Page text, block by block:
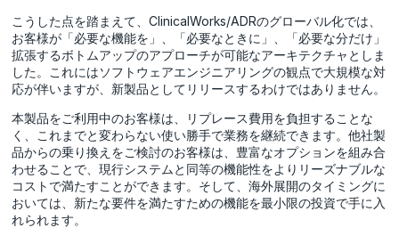
こうした点を踏まえて、ClinicalWorks/ADRのグローバル化では、
お客様が「必要な機能を」、「必要なときに」、「必要な分だけ」
拡張するボトムアップのアプローチが可能なアーキテクチャとしま
した。これにはソフトウェアエンジニアリングの観点で大規模な対
応が伴いますが、新製品としてリリースするわけではありません。
本製品をご利用中のお客様は、リプレース費用を負担することな
く、これまでと変わらない使い勝手で業務を継続できます。他社製
品からの乗り換えをご検討のお客様は、豊富なオプションを組み合
わせることで、現行システムと同等の機能性をよりリーズナブルな
コストで満たすことができます。そして、海外展開のタイミングに
おいては、新たな要件を満たすための機能を最小限の投資で手に入
れられます。